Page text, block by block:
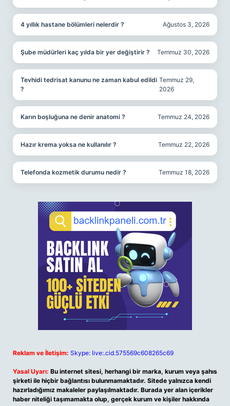
4 yıllık hastane bölümleri nelerdir ? Ağustos 3, 2026
Şube müdürleri kaç yılda bir yer değiştirir ? Temmuz 30, 2026
Tevhidi tedrisat kanunu ne zaman kabul edildi
?
Temmuz 29,
2026
Karın boşluğuna ne denir anatomi ? Temmuz 24, 2026
Hazır krema yoksa ne kullanılır ? Temmuz 22, 2026
Telefonda kozmetik durumu nedir ? Temmuz 18, 2026
Reklam ve İletişim: Skype: live:.cid.575569c608265c69
Yasal Uyarı: Bu internet sitesi, herhangi bir marka, kurum veya şahıs
şirketi ile hiçbir bağlantısı bulunmamaktadır. Sitede yalnızca kendi
hazırladığımız makaleler paylaşılmaktadır. Burada yer alan içerikler
haber niteliği taşımamakta olup, gerçek kurum ve kişiler hakkında